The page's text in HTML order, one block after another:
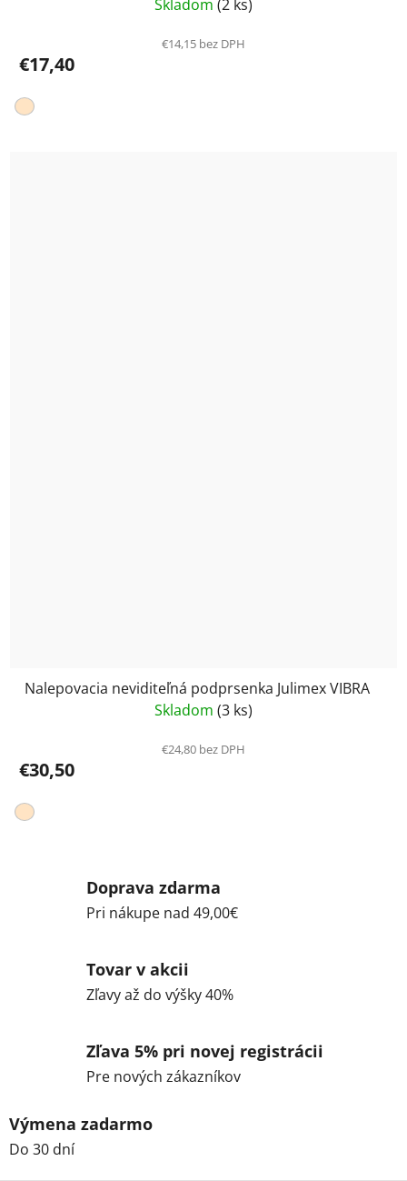
Skladom (2 ks)
€14,15 bez DPH
€17,40
Nalepovacia neviditeľná podprsenka Julimex VIBRA
Skladom (3 ks)
€24,80 bez DPH
€30,50
Doprava zdarma
Pri nákupe nad 49,00€
Tovar v akcii
Zľavy až do výšky 40%
Zľava 5% pri novej registrácii
Pre nových zákazníkov
Výmena zadarmo
Do 30 dní